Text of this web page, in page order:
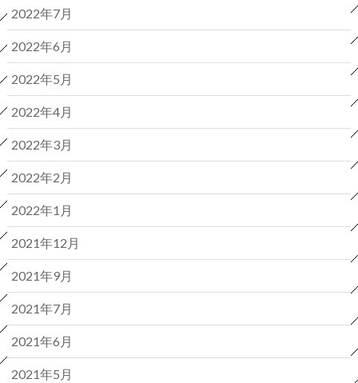
2022年7月
2022年6月
2022年5月
2022年4月
2022年3月
2022年2月
2022年1月
2021年12月
2021年9月
2021年7月
2021年6月
2021年5月